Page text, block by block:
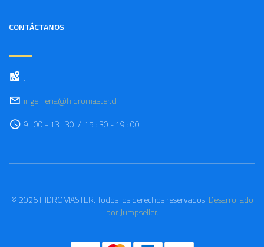
CONTÁCTANOS
,
ingenieria@hidromaster.cl
9 : 00 - 13 : 30 / 15 : 30 - 19 : 00
© 2026 HIDROMASTER. Todos los derechos reservados. Desarrollado
por Jumpseller.